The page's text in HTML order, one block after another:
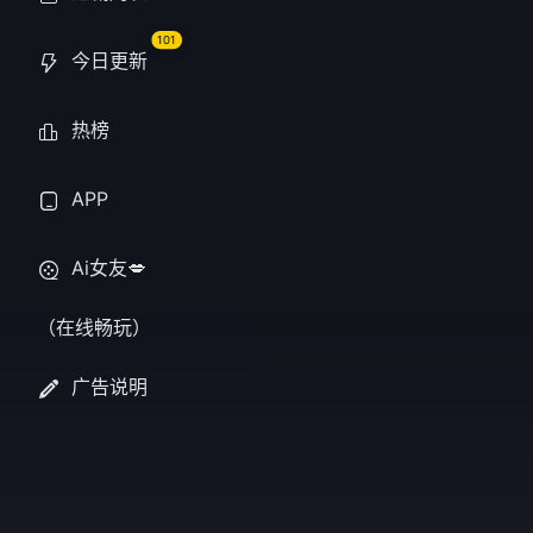
今日更新
101
热榜
APP
Ai女友💋
（在线畅玩）
广告说明